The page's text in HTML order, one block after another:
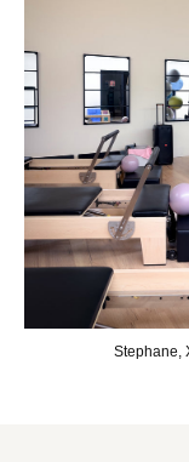
Stephane,